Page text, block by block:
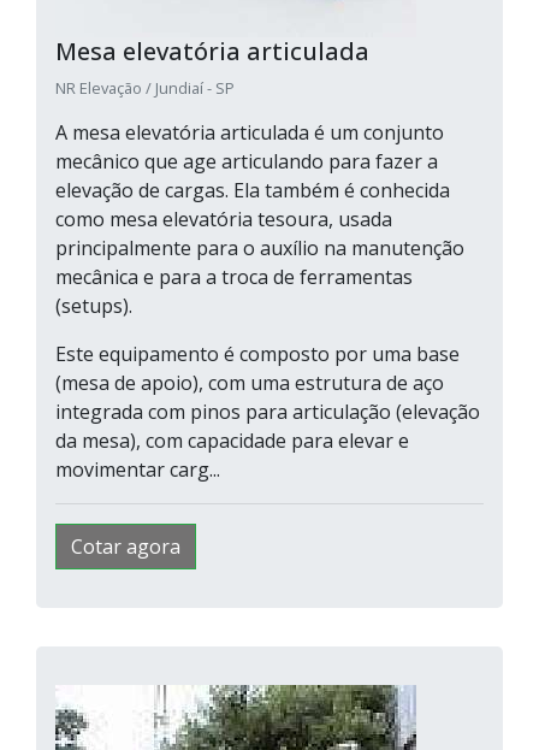
Mesa elevatória articulada
NR Elevação / Jundiaí - SP
A mesa elevatória articulada é um conjunto
mecânico que age articulando para fazer a
elevação de cargas. Ela também é conhecida
como mesa elevatória tesoura, usada
principalmente para o auxílio na manutenção
mecânica e para a troca de ferramentas
(setups).
Este equipamento é composto por uma base
(mesa de apoio), com uma estrutura de aço
integrada com pinos para articulação (elevação
da mesa), com capacidade para elevar e
movimentar carg...
Cotar agora